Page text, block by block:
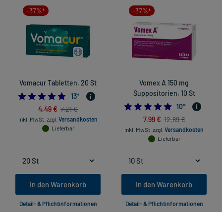
-37%*
Vomacur Tabletten, 20 St
4.923076923076923
13*
4,49 € 7,21 €
inkl. MwSt. zzgl. Versandkosten
Lieferbar
In den Warenkorb
Detail- & Pflichtinformationen
-37%*
Vomex A 150 mg
Suppositorien, 10 St
4.8
10*
7,99 € 12,69 €
inkl. MwSt. zzgl. Versandkosten
Lieferbar
In den Warenkorb
Detail- & Pflichtinformationen